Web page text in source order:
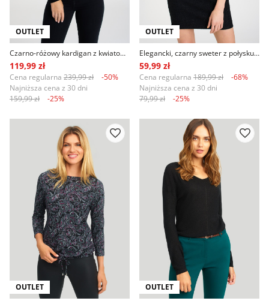
OUTLET
Czarno-różowy kardigan z kwiatowym wzorem, oversize
119,99 zł
Cena regularna 239,99 zł
-50%
Najniższa cena z 30 dni
159,99 zł
-25%
OUTLET
Elegancki, czarny sweter z połyskującymi cekinami
59,99 zł
Cena regularna 189,99 zł
-68%
Najniższa cena z 30 dni
79,99 zł
-25%
OUTLET OUTLET